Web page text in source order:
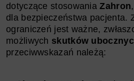
dotyczące stosowaniaZahron
dla bezpieczeństwa pacjenta.
ograniczeń jest ważne,
możliwych skutków
przeciwwskazań należą: